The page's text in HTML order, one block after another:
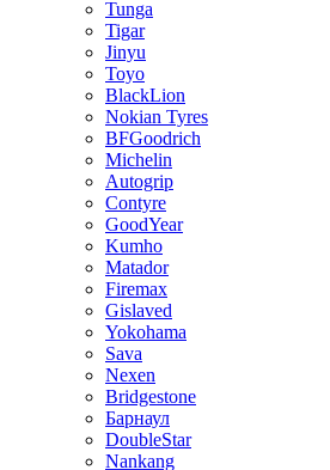
Tunga
Tigar
Jinyu
Toyo
BlackLion
Nokian Tyres
BFGoodrich
Michelin
Autogrip
Contyre
GoodYear
Kumho
Matador
Firemax
Gislaved
Yokohama
Sava
Nexen
Bridgestone
Барнаул
DoubleStar
Nankang